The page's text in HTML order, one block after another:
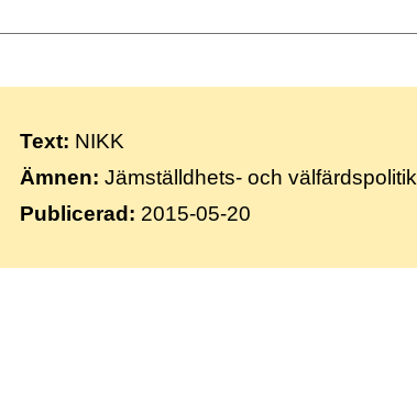
Text: NIKK
Ämnen: Jämställdhets- och välfärdspolitik
Publicerad: 2015-05-20